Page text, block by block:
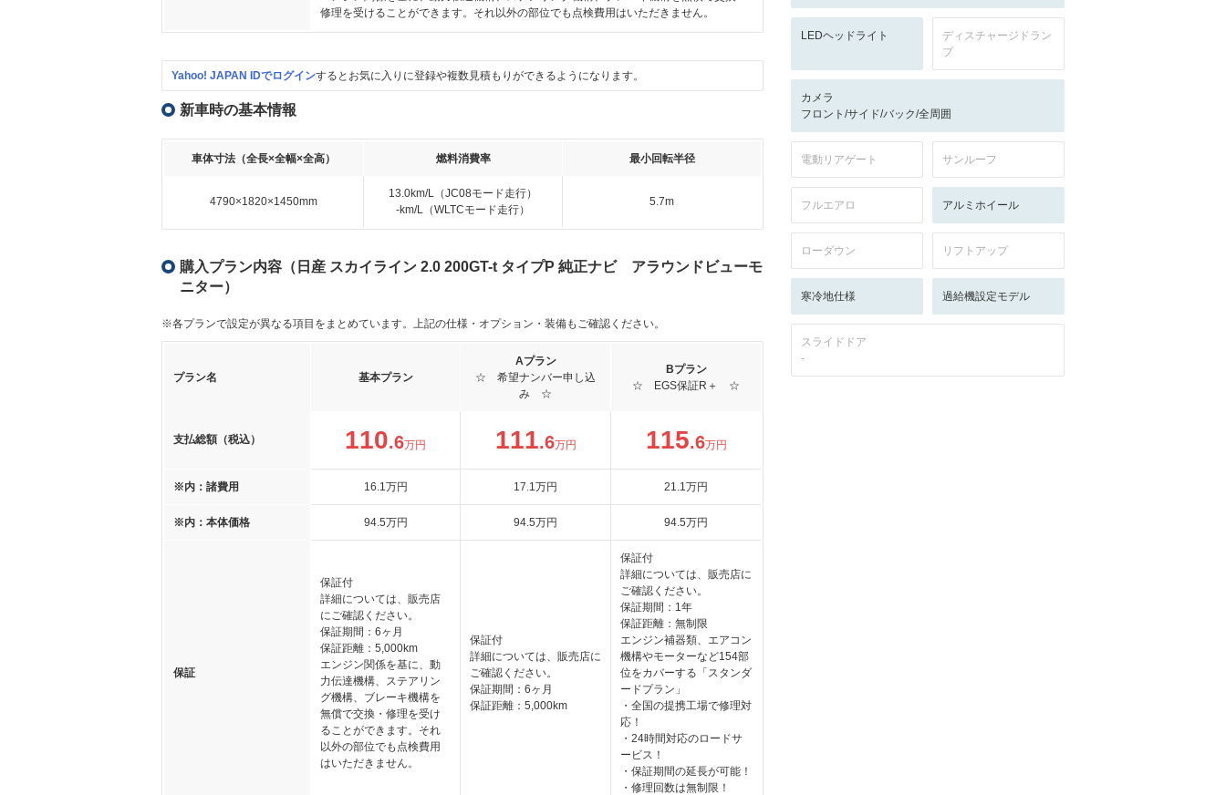
修理を受けることができます。それ以外の部位でも点検費用はいただきません。
Yahoo! JAPAN IDでログインするとお気に入りに登録や複数見積もりができるようになります。
新車時の基本情報
車体寸法（全長×全幅×全高） 燃料消費率 最小回転半径
4790×1820×1450mm
13.0km/L（JC08モード走行）
-km/L（WLTCモード走行）
5.7m
購入プラン内容（日産 スカイライン 2.0 200GT-t タイプP 純正ナビ アラウンドビューモ
ニター）
※各プランで設定が異なる項目をまとめています。上記の仕様・オプション・装備もご確認ください。
プラン名 基本プラン
Aプラン
☆ 希望ナンバー申し込
み ☆
Bプラン
☆ EGS保証R＋ ☆
支払総額（税込） 110.6万円 111.6万円 115.6万円
※内：諸費用 16.1万円 17.1万円 21.1万円
※内：本体価格 94.5万円 94.5万円 94.5万円
保証
保証付
詳細については、販売店
にご確認ください。
保証期間：6ヶ月
保証距離：5,000km
エンジン関係を基に、動
力伝達機構、ステアリン
グ機構、ブレーキ機構を
無償で交換・修理を受け
ることができます。それ
以外の部位でも点検費用
はいただきません。
保証付
詳細については、販売店に
ご確認ください。
保証期間：6ヶ月
保証距離：5,000km
保証付
詳細については、販売店に
ご確認ください。
保証期間：1年
保証距離：無制限
エンジン補器類、エアコン
機構やモーターなど154部
位をカバーする「スタンダ
ードプラン」
・全国の提携工場で修理対
応！
・24時間対応のロードサ
ービス！
・保証期間の延長が可能！
・修理回数は無制限！
LEDヘッドライト
ディスチャージドラン
プ
カメラ
フロント/サイド/バック/全周囲
電動リアゲート サンルーフ
フルエアロ アルミホイール
ローダウン リフトアップ
寒冷地仕様 過給機設定モデル
スライドドア
-